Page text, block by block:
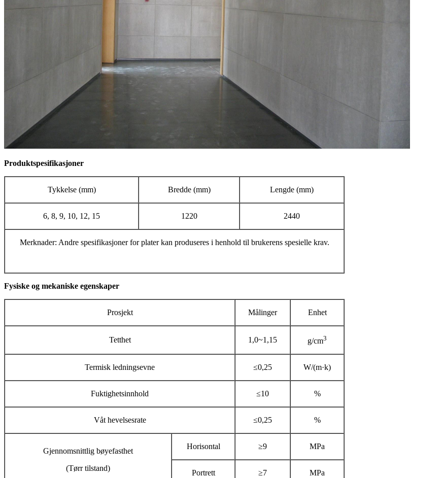
Produktspesifikasjoner
Tykkelse (mm) Bredde (mm) Lengde (mm)
6, 8, 9, 10, 12, 15 1220 2440
Merknader: Andre spesifikasjoner for plater kan produseres i henhold til brukerens spesielle krav.
Fysiske og mekaniske egenskaper
Prosjekt Målinger Enhet
Tetthet 1,0~1,15 g/cm3
Termisk ledningsevne ≤0,25 W/(m·k)
Fuktighetsinnhold ≤10 %
Våt hevelsesrate ≤0,25 %
Gjennomsnittlig bøyefasthet
(Tørr tilstand)
Horisontal ≥9 MPa
Portrett ≥7 MPa